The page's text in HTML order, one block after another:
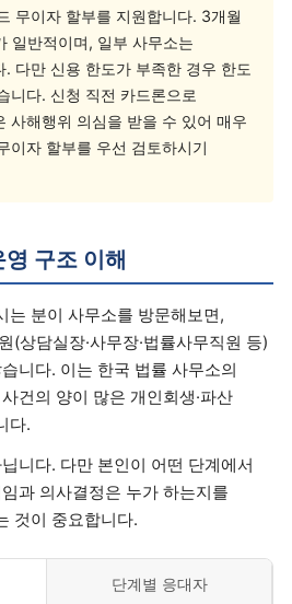
무이자 할부를 지원합니다. 3개월
일반적이며, 일부 사무소는
다만 신용 한도가 부족한 경우 한도
니다. 신청 직전 카드론으로
사해행위 의심을 받을 수 있어 매우
이자 할부를 우선 검토하시기
구조 이해
는 분이 사무소를 방문해보면,
(상담실장·사무장·법률사무직원 등)
니다. 이는 한국 법률 사무소의
건의 양이 많은 개인회생·파산
다.
니다. 다만 본인이 어떤 단계에서
과 의사결정은 누가 하는지를
것이 중요합니다.
단계별 응대자